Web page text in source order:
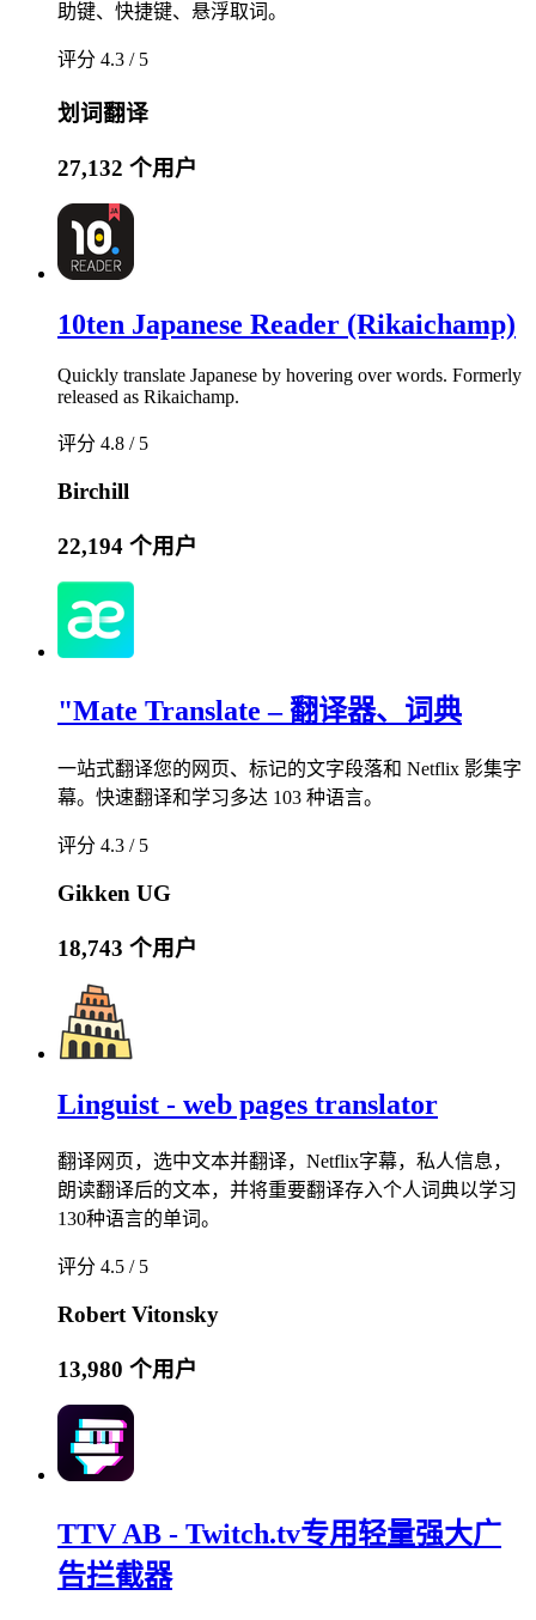
助键、快捷键、悬浮取词。
评分 4.3 / 5
划词翻译
27,132 个用户
10ten Japanese Reader (Rikaichamp)
Quickly translate Japanese by hovering over words. Formerly
released as Rikaichamp.
评分 4.8 / 5
Birchill
22,194 个用户
"Mate Translate – 翻译器、词典
一站式翻译您的网页、标记的文字段落和 Netflix 影集字
幕。快速翻译和学习多达 103 种语言。
评分 4.3 / 5
Gikken UG
18,743 个用户
Linguist - web pages translator
翻译网页，选中文本并翻译，Netflix字幕，私人信息，
朗读翻译后的文本，并将重要翻译存入个人词典以学习
130种语言的单词。
评分 4.5 / 5
Robert Vitonsky
13,980 个用户
TTV AB - Twitch.tv专用轻量强大广
告拦截器